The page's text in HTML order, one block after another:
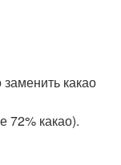
какао
72% какао).